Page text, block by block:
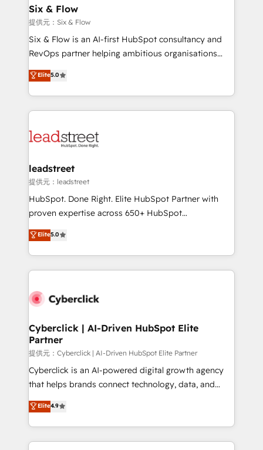
helps the following industries: logistics & 3PL, home
improvement & construction, branding and
commercialization, real estate, health, education,
SaaS, Software Dev & IT and consulting, make the
the United States, EU, UAE, Mexico and Latin
America. From casual user to super fan: make
Six & Flow
提供元：Six & Flow
Six & Flow is an AI-first HubSpot consultancy and
RevOps partner helping ambitious organisations
grow with clarity, confidence, and intelligence.
Operating across the UK, Netherlands, Ireland, and
Canada, we’ve delivered thousands of successful
HubSpot projects for mid-market and enterprise
combine HubSpot, data, and AI to design connected
and technology for predictable, scalable revenue
growth. Our expertise spans RevOps, CRM and data
architecture, AI enablement, and strategic marketing,
delivered through our proprietary FLAIR framework
Partner and ISO 27001:2022 certified consultancy,
we blend strategy, creativity, and technology to help
Elite5.0
leadstreet
提供元：leadstreet
HubSpot. Done Right. Elite HubSpot Partner with
proven expertise across 650+ HubSpot
implementations. With 12+ years of HubSpot
experience, we help you use the HubSpot platform
to its fullest capacity, improve your current HubSpot
website, or build your new one.
Elite5.0
Cyberclick | AI-Driven HubSpot Elite
Partner
提供元：Cyberclick | AI-Driven HubSpot Elite Partner
Cyberclick is an AI-powered digital growth agency
that helps brands connect technology, data, and
creativity to achieve measurable results. Founded in
Barcelona and operating across Spain, LATAM, and
the UK, we support global companies in building
smarter marketing, sales, and customer success
Elite4.9